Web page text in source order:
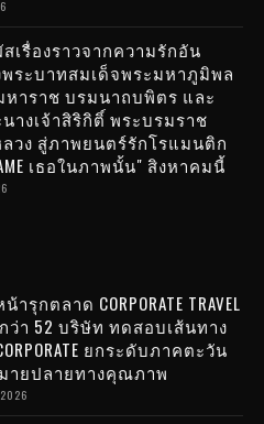
เรื่องราวจากความรักอัน
ระบาทสมเด็จพระมหาภูมิพล
หาราช บรมนาถบพิตร และ
างเจ้าสิริกิติ์ พระบรมราช
วง สู่ภาพยนตร์รักโรแมนติก
เธอในภาพนั้น" สิงหาคมนี้
รุกตลาด CORPORATE TRAVEL
ว่า 52 บริษัท ทดสอบเส้นทาง
ยกระดับภาคตะวัน
ายปลายทางคุณภาพ